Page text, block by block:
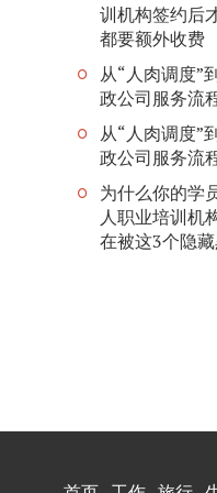
训机构签约后
都要额外收费
从“人肉调度”
政公司服务流
从“人肉调度”
政公司服务流
为什么你的学
人职业培训机
在被这3个隐